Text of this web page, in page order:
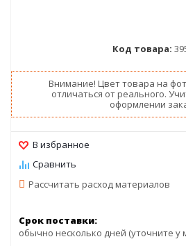
Код товара:
Внимание! Цвет товара на
отличаться от реального.
оформлении
Рассчитать расход материалов
Срок поставки:
обычно несколько дней (уточните у